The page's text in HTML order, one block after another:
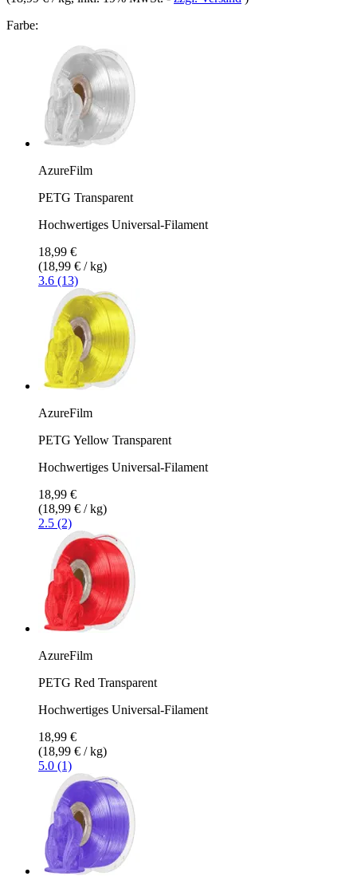
Farbe:
AzureFilm
PETG Transparent
Hochwertiges Universal-Filament
18,99 €
(18,99 € / kg)
3.6 (13)
AzureFilm
PETG Yellow Transparent
Hochwertiges Universal-Filament
18,99 €
(18,99 € / kg)
2.5 (2)
AzureFilm
PETG Red Transparent
Hochwertiges Universal-Filament
18,99 €
(18,99 € / kg)
5.0 (1)